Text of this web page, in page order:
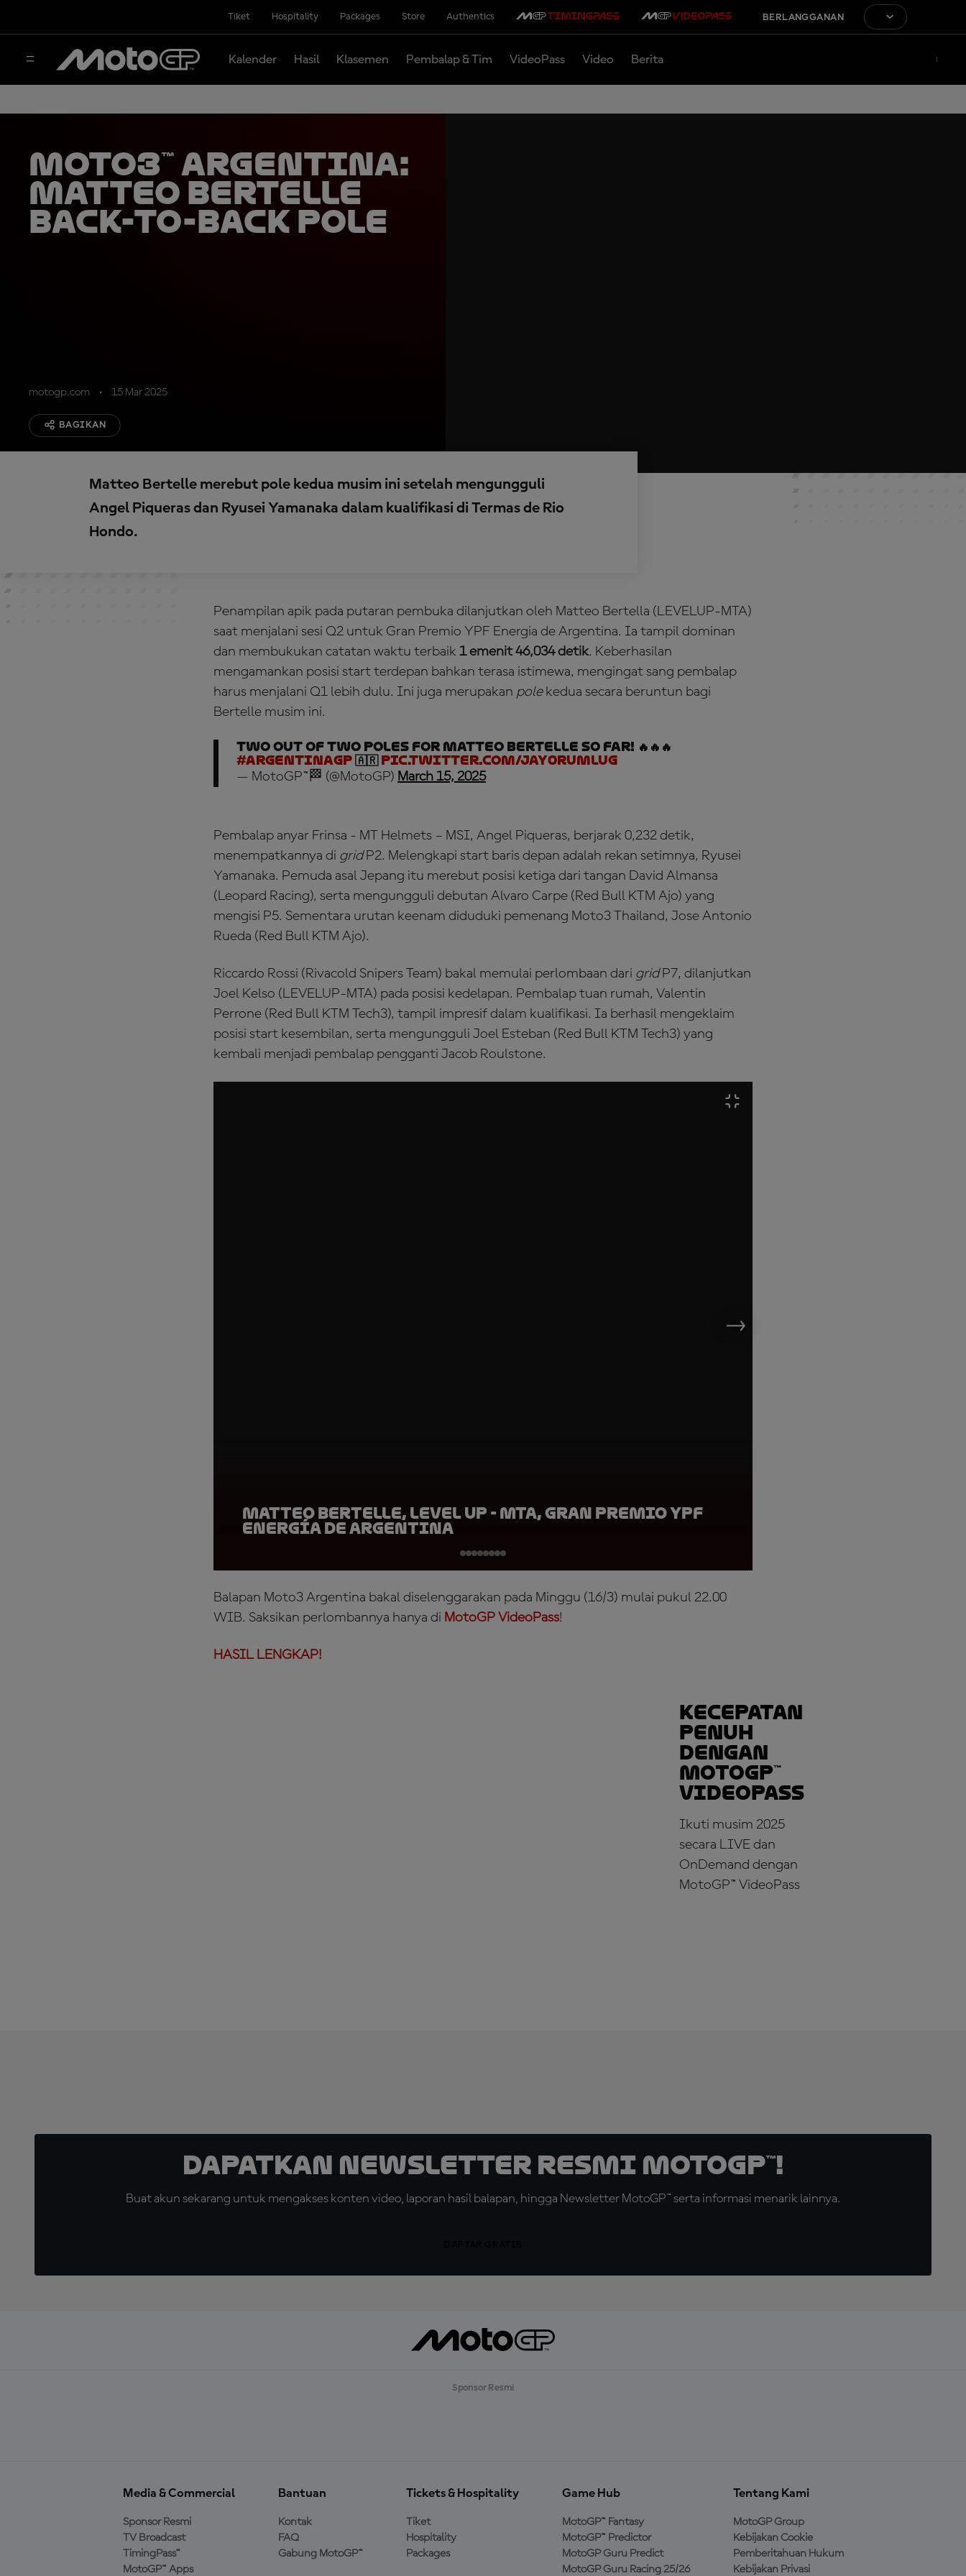
Tiket Hospitality Packages Store Authentics BERLANGGANAN
Kalender Hasil Klasemen Pembalap & Tim VideoPass Video Berita
Moto3™ Argentina:
Matteo Bertelle
Back-to-Back Pole
motogp.com 15 Mar 2025
BAGIKAN
Matteo Bertelle merebut pole kedua musim ini setelah mengungguli
Angel Piqueras dan Ryusei Yamanaka dalam kualifikasi di Termas de Rio
Hondo.
Penampilan apik pada putaran pembuka dilanjutkan oleh Matteo Bertella (LEVELUP-MTA)
saat menjalani sesi Q2 untuk Gran Premio YPF Energia de Argentina. Ia tampil dominan
dan membukukan catatan waktu terbaik 1 emenit 46,034 detik. Keberhasilan
mengamankan posisi start terdepan bahkan terasa istimewa, mengingat sang pembalap
harus menjalani Q1 lebih dulu. Ini juga merupakan pole kedua secara beruntun bagi
Bertelle musim ini.
Two out of two poles for Matteo Bertelle so far! 🔥🔥🔥
#ArgentinaGP🇦🇷pic.twitter.com/jay0RuMlUg
— MotoGP™🏁 (@MotoGP) March 15, 2025
Pembalap anyar Frinsa - MT Helmets – MSI, Angel Piqueras, berjarak 0,232 detik,
menempatkannya di gridP2. Melengkapi start baris depan adalah rekan setimnya, Ryusei
Yamanaka. Pemuda asal Jepang itu merebut posisi ketiga dari tangan David Almansa
(Leopard Racing), serta mengungguli debutan Alvaro Carpe (Red Bull KTM Ajo) yang
mengisi P5. Sementara urutan keenam diduduki pemenang Moto3 Thailand, Jose Antonio
Rueda (Red Bull KTM Ajo).
Riccardo Rossi (Rivacold Snipers Team) bakal memulai perlombaan dari gridP7, dilanjutkan
Joel Kelso (LEVELUP-MTA) pada posisi kedelapan. Pembalap tuan rumah, Valentin
Perrone (Red Bull KTM Tech3), tampil impresif dalam kualifikasi. Ia berhasil mengeklaim
posisi start kesembilan, serta mengungguli Joel Esteban (Red Bull KTM Tech3) yang
kembali menjadi pembalap pengganti Jacob Roulstone.
Matteo Bertelle, LEVEL UP - MTA, Gran Premio YPF
Energía de Argentina
Balapan Moto3 Argentina bakal diselenggarakan pada Minggu (16/3) mulai pukul 22.00
WIB. Saksikan perlombannya hanya di MotoGP VideoPass!
HASIL LENGKAP!
Kecepatan
Penuh
dengan
MotoGP™
VideoPass
Ikuti musim 2025
secara LIVE dan
OnDemand dengan
MotoGP™ VideoPass
Dapatkan Newsletter Resmi MotoGP™!
Buat akun sekarang untuk mengakses konten video, laporan hasil balapan, hingga Newsletter MotoGP™ serta informasi menarik lainnya.
Sponsor Resmi
Media & Commercial
Sponsor Resmi
TV Broadcast
TimingPass™
MotoGP™ Apps
Bantuan
Kontak
FAQ
Gabung MotoGP™
Tickets & Hospitality
Tiket
Hospitality
Packages
Game Hub
MotoGP™ Fantasy
MotoGP™ Predictor
MotoGP Guru Predict
MotoGP Guru Racing 25/26
Tentang Kami
MotoGP Group
Kebijakan Cookie
Pemberitahuan Hukum
Kebijakan Privasi